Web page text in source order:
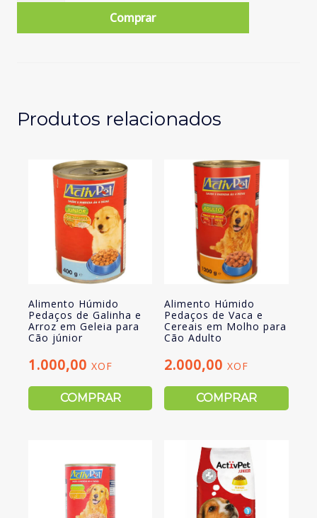
Húmido
Cereais
Comprar
Produtos relacionados
Alimento Húmido
Pedaços de Galinha e
Arroz em Geleia para
Cão júnior
1.000,00 XOF
COMPRAR
Alimento Húmido
Pedaços de Vaca e
Cereais em Molho para
Cão Adulto
2.000,00XOF
COMPRAR